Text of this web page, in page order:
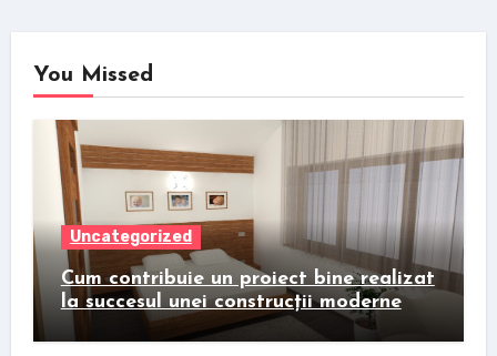
You Missed
Uncategorized
Cum contribuie un proiect bine realizat
la succesul unei construcții moderne